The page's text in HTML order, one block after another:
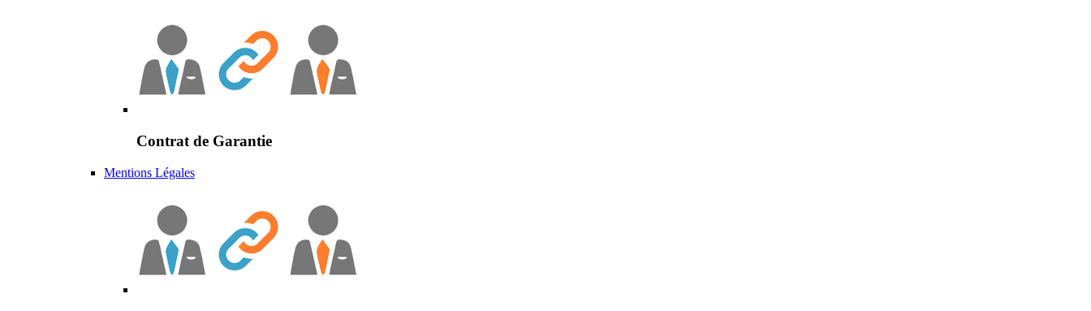
Contrat de Garantie
Mentions Légales